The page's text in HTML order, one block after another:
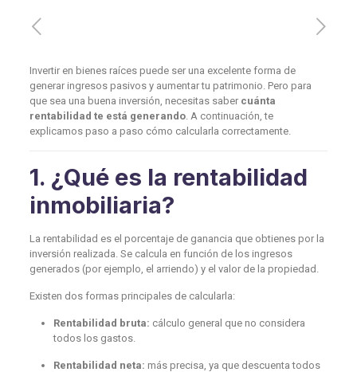
Invertir en bienes raíces puede ser una excelente forma de
generar ingresos pasivos y aumentar tu patrimonio. Pero para
que sea una buena inversión, necesitas saber cuánta
rentabilidad te está generando. A continuación, te
explicamos paso a paso cómo calcularla correctamente.
1. ¿Qué es la rentabilidad
inmobiliaria?
La rentabilidad es el porcentaje de ganancia que obtienes por la
inversión realizada. Se calcula en función de los ingresos
generados (por ejemplo, el arriendo) y el valor de la propiedad.
Existen dos formas principales de calcularla:
Rentabilidad bruta: cálculo general que no considera
todos los gastos.
Rentabilidad neta: más precisa, ya que descuenta todos